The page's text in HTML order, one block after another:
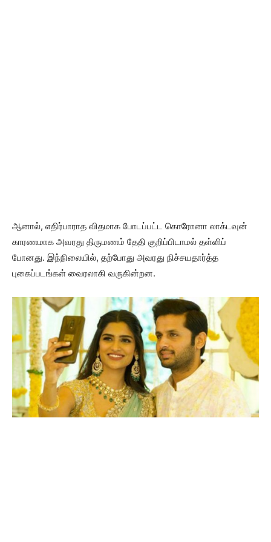
ஆனால், எதிர்பாராத விதமாக போடப்பட்ட கொரோனா லாக்டவுன்
காரணமாக அவரது திருமணம் தேதி குறிப்பிடாமல் தள்ளிப்
போனது. இந்நிலையில், தற்போது அவரது நிச்சயதார்த்த
புகைப்படங்கள் வைரலாகி வருகின்றன.